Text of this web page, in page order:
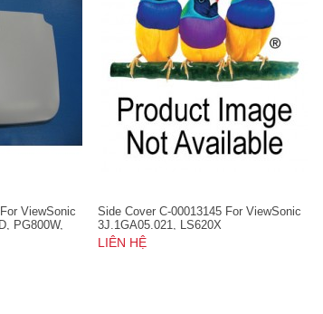
ViewSonic
PG800W,
VS16369
Side Cover C-00013145 For ViewSonic
3J.1GA05.021, LS620X
LIÊN HỆ